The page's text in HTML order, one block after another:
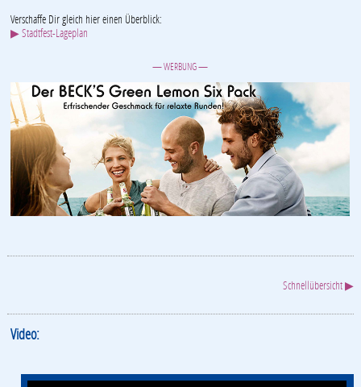
Verschaffe Dir gleich hier einen Überblick:
▶ Stadtfest-Lageplan
— WERBUNG —
Schnellübersicht ▶
Video: